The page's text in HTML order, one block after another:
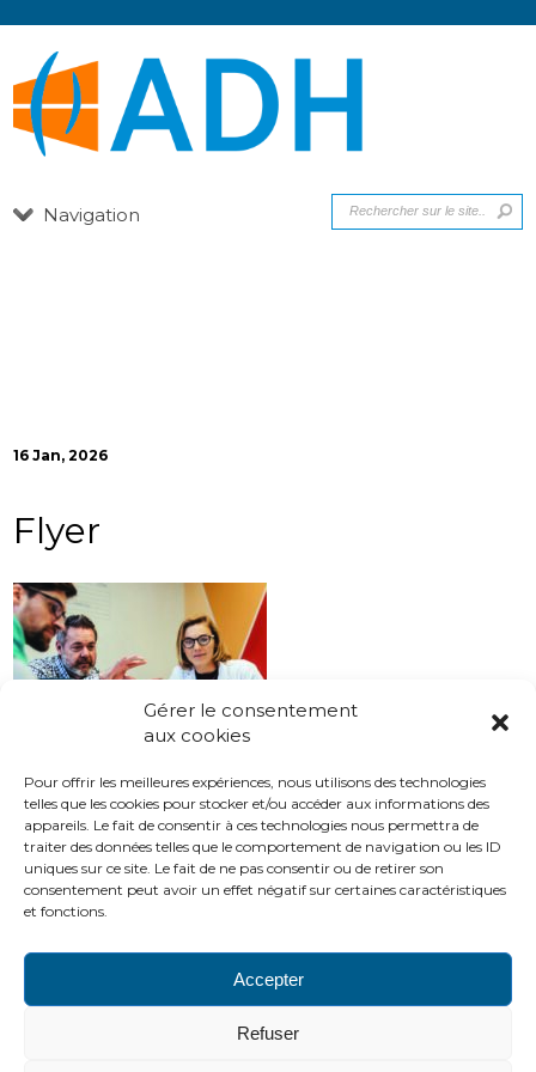
Gérer le consentement
aux cookies
Pour offrir les meilleures expériences, nous utilisons des technologies
telles que les cookies pour stocker et/ou accéder aux informations des
appareils. Le fait de consentir à ces technologies nous permettra de
traiter des données telles que le comportement de navigation ou les ID
uniques sur ce site. Le fait de ne pas consentir ou de retirer son
consentement peut avoir un effet négatif sur certaines caractéristiques
et fonctions.
Accepter
Refuser
Navigation
16 Jan, 2026
Flyer